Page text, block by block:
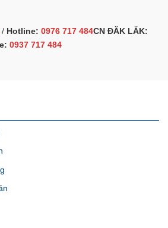
/ Hotline: 0976 717 484CN ĐĂK LĂK:
0937 717 484